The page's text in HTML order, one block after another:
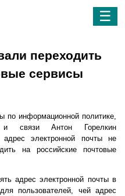
☰
переходить
сервисы
по информационной политике,
и связи Антон Горелкин
электронной почты не
на российские почтовые
адрес электронной почты в
пользователей, чей адрес